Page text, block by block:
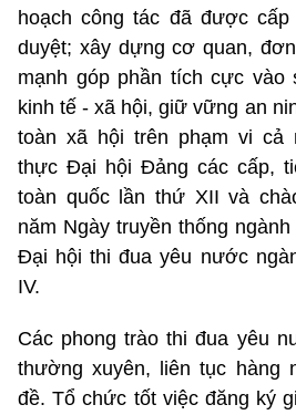
hoạch công tác đã được
duyệt; xây dựng cơ quan,
mạnh góp phần tích cực vào
kinh tế - xã hội, giữ vững an
toàn xã hội trên phạm vi cả
thực Đại hội Đảng các cấp,
toàn quốc lần thứ XII và
năm Ngày truyền thống
Đại hội thi đua yêu nước
IV.
Các phong trào thi đua yêu
thường xuyên, liên tục hàng
đề. Tổ chức tốt việc đăng ký